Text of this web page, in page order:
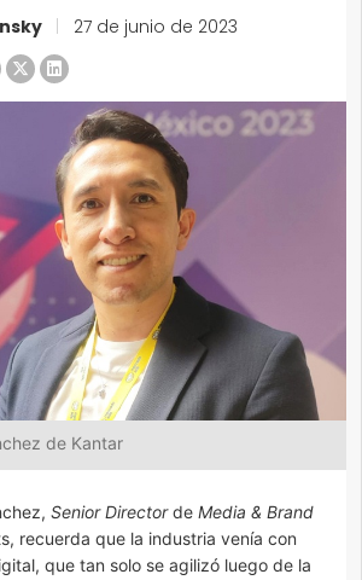
27 de junio de 2023
de Kantar
Senior Directorde Media & Brand
recuerda que la industria venía con
que tan solo se agilizó luego de la